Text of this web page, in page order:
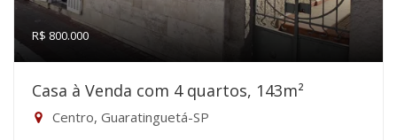
R$ 800.000
Casa à Venda com 4 quartos, 143m²
Centro, Guaratinguetá-SP